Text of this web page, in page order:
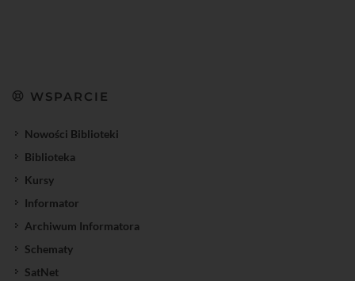
WSPARCIE
Nowości Biblioteki
Biblioteka
Kursy
Informator
Archiwum Informatora
Schematy
SatNet